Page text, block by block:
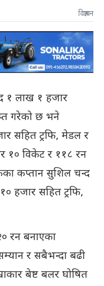
विज्ञापन
१ लाख १ हजार
गरेको छ भने
सहित ट्रफि, मेडल र
१० विकेट र ११८ रन
कप्तान सुशिल चन्द
हजार सहित ट्रफि,
रन बनाएका
र सबैभन्दा बढी
बेष्ट बलर घोषित